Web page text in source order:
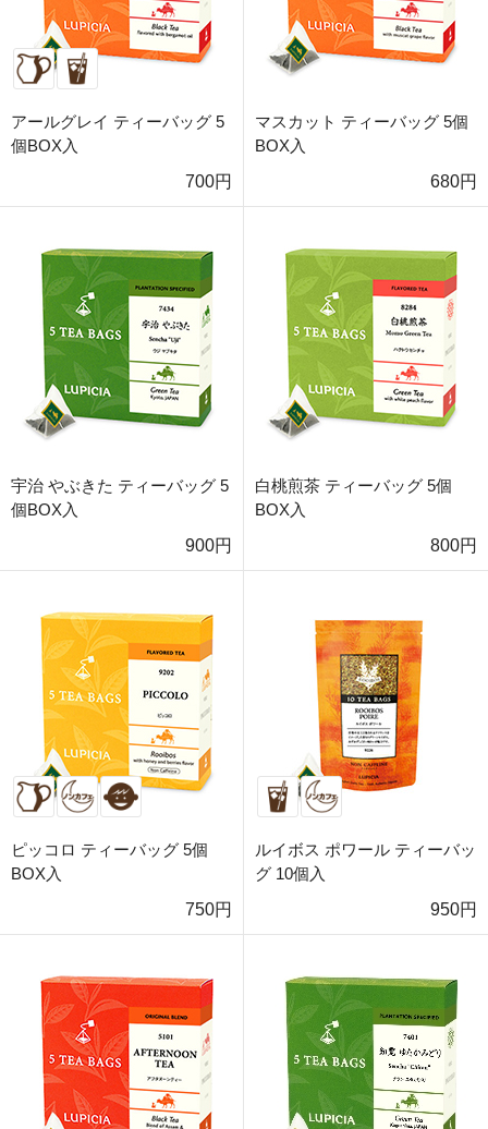
アールグレイ ティーバッグ 5
個BOX入
700円
マスカット ティーバッグ 5個
BOX入
680円
宇治 やぶきた ティーバッグ 5
個BOX入
900円
白桃煎茶 ティーバッグ 5個
BOX入
800円
ピッコロ ティーバッグ 5個
BOX入
750円
ルイボス ポワール ティーバッ
グ 10個入
950円